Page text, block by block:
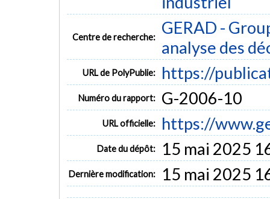
Centre de recherche:
GERAD -
analyse des
URL de PolyPublie: https://
Numéro du rapport: G-2006-10
URL officielle: https://
Date du dépôt: 15 mai 2025
Dernière modification: 15 mai 2025